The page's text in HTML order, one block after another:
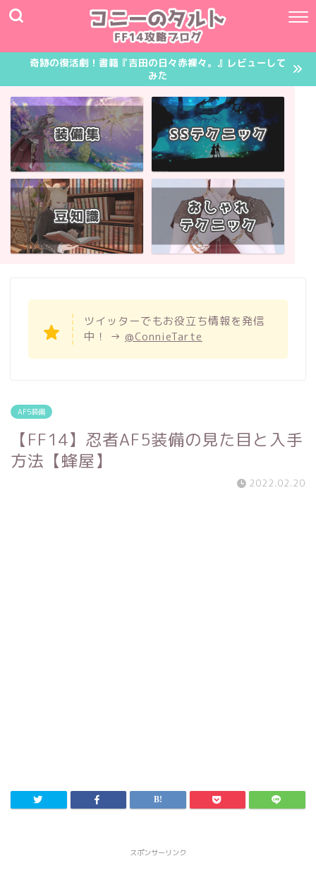
奇跡の復活劇！書籍『吉田の日々赤裸々。』レビューして
みた
ツイッターでもお役立ち情報を発信
中！ → @ConnieTarte
AF5装備
【FF14】忍者AF5装備の見た目と入手
方法【蜂屋】
2022.02.20
スポンサーリンク